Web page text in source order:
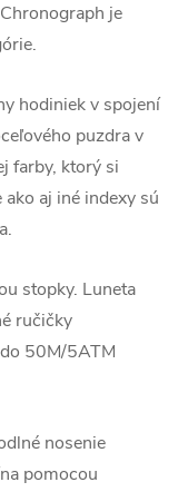
je
hodiniek v spojení
puzdra v
farby, ktorý si
aj iné indexy sú
stopky. Luneta
ručičky
50M/5ATM
nosenie
pomocou